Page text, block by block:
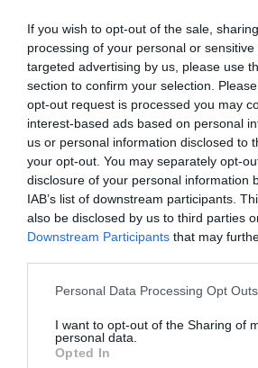
If you wish to opt-out of the sale,
processing of your personal or
targeted advertising by us, please use
section to confirm your selection.
opt-out request is processed you may
interest-based ads based on personal
us or personal information disclosed to
your opt-out. You may separately opt-
disclosure of your personal information
IAB’s list of downstream participants.
also be disclosed by us to third parties
Downstream Participants that may
Personal Data Processing Opt Outs
I want to opt-out of the Sharing of
personal data.
Opted In
Typ
okablowania
CAT7
Długość 0.500 metr
Kategoria 7
Materiał izolacji
kabla
LSZH - powłoka nie
wydziela trujących
Typ wtyczki 1
Typ wtyczki 2 1 x RJ45
Osłonka zalewana
Kolor szary
Dodatkowe
informacje
Raw cable: Cat.7,
Drut: miedź, 26/7
Powłoka: LSZH,